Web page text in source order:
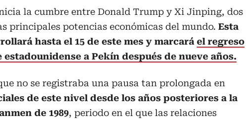
la cumbre entre Donald Trump y Xi Jinping, dos
principales potencias económicas del mundo. Esta
hasta el 15 de este mes y marcará el regreso
a Pekín después de nueve años.
no se registraba una pausa tan prolongada en
de este nivel desde los años posteriores a la
de 1989, periodo en el que las relaciones